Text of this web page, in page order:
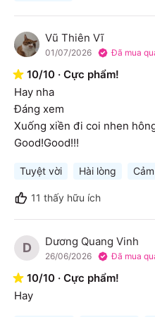
V Vũ Thiên Vĩ
01/07/2026 Đã mua
10/10 · Cực phẩm!
Hay nha
Đáng xem
Xuống xiền đi coi nhen
Good!Good!!!
Tuyệt vời Hài lòng
11 thấy hữu ích
D Dương Quang Vinh
26/06/2026 Đã mua
10/10 · Cực phẩm!
Hay